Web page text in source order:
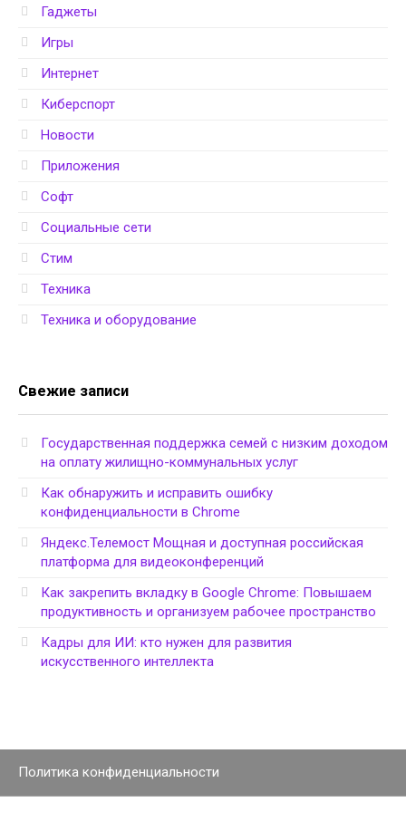
Гаджеты
Игры
Интернет
Киберспорт
Новости
Приложения
Софт
Социальные сети
Стим
Техника
Техника и оборудование
Свежие записи
Государственная поддержка семей с низким доходом
на оплату жилищно-коммунальных услуг
Как обнаружить и исправить ошибку
конфиденциальности в Chrome
Яндекс.Телемост Мощная и доступная российская
платформа для видеоконференций
Как закрепить вкладку в Google Chrome: Повышаем
продуктивность и организуем рабочее пространство
Кадры для ИИ: кто нужен для развития
искусственного интеллекта
Политика конфиденциальности